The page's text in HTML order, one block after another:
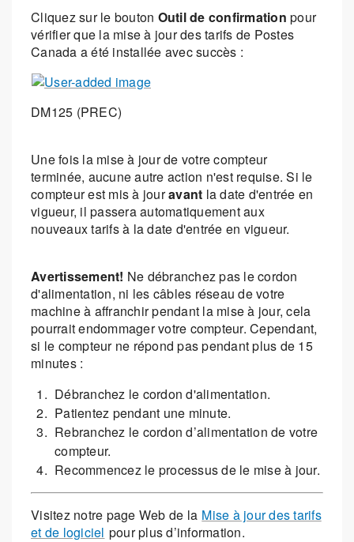
Cliquez sur le bouton Outil de confirmation pour
vérifier que la mise à jour des tarifs de Postes
Canada a été installée avec succès :
DM125 (PREC)
Une fois la mise à jour de votre compteur
terminée, aucune autre action n'est requise. Si le
compteur est mis à jouravant la date d'entrée en
vigueur, il passera automatiquement aux
nouveaux tarifs à la date d'entrée en vigueur.
Avertissement! Ne débranchez pas le cordon
d'alimentation, ni les câbles réseau de votre
machine à affranchir pendant la mise à jour, cela
pourrait endommager votre compteur. Cependant,
si le compteur ne répond pas pendant plus de 15
minutes :
Débranchez le cordon d'alimentation.
Patientez pendant une minute.
Rebranchez le cordon d’alimentation de votre
compteur.
Recommencez le processus de le mise à jour.
Visitez notre page Web de la Mise à jour des tarifs
et de logiciel pour plus d’information.